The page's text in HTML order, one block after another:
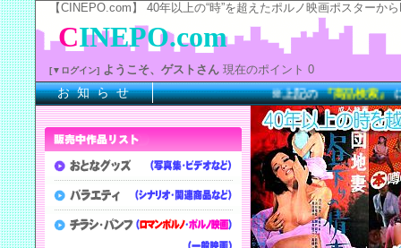
【CINEPO.com】 40年以上の“時”を超えたポルノ映画ポスター
※上記の『商品検索』に女優名
CINEPO.com
[▼ログイン] ようこそ、ゲストさん 現在のポイント 0
お 知 ら せ